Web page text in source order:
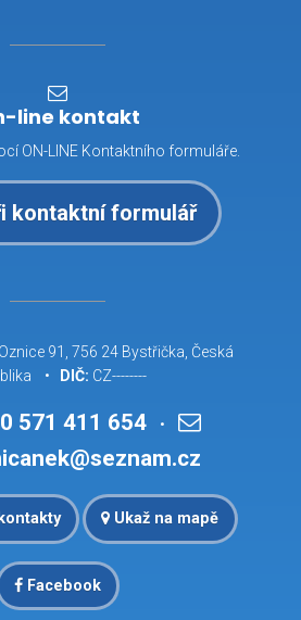
line kontakt
ON-LINE Kontaktního formuláře.
kontaktní formulář
91, 756 24 Bystřička, Česká
•
DIČ: CZ--------
571 411 654 •
Ukaž na mapě
Facebook